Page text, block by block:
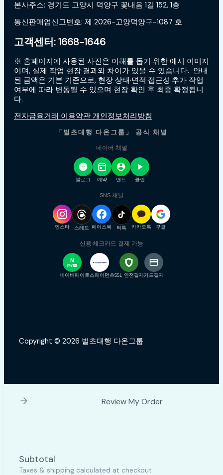
본사주소: 경기도 고양시 덕양구 꽃내음 1길 152, 1층
통신판매업신고번호: 제 2026-고양덕양구-1087 호
고객센터: 1668-1646
※ 홈페이지에 사용된 사진은 이해를 돕기 위한 예시 이미지
이며, 실제 작업 현장·결과와 차이가 있을 수 있습니다. 안내
된 금액은 기본 기준으로, 현장 상태·면적·접근성·추가 작업
여부에 따라 변동될 수 있으며 현장 확인 후 최종 확정됩니
다.
전자금융거래 이용약관 개인정보처리방침
「벌초대행 다온그룹」 공식 채널
네이버 채널
블로그 예약 밴드 클립
SNS 채널
인스타 스레드 페이스북 틱톡 카카오톡 구글
신용·체크카드 결제 가능
N
pay +
네이버페이토스페이먼츠SSL 안전결제카드결제
Copyright © 2026 벌초대행 다온그룹
Review My Order
Subtotal
Taxes & shipping calculated at checkout